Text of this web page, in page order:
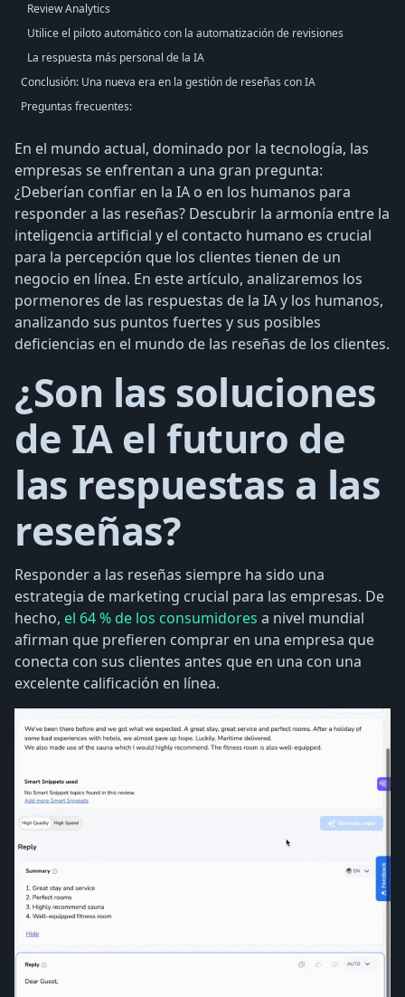
Review Analytics
Utilice el piloto automático con la automatización de revisiones
La respuesta más personal de la IA
Conclusión: Una nueva era en la gestión de reseñas con IA
Preguntas frecuentes:
En el mundo actual, dominado por la tecnología, las
empresas se enfrentan a una gran pregunta:
¿Deberían confiar en la IA o en los humanos para
responder a las reseñas? Descubrir la armonía entre la
inteligencia artificial y el contacto humano es crucial
para la percepción que los clientes tienen de un
negocio en línea. En este artículo, analizaremos los
pormenores de las respuestas de la IA y los humanos,
analizando sus puntos fuertes y sus posibles
deficiencias en el mundo de las reseñas de los clientes.
¿Son las soluciones
de IA el futuro de
las respuestas a las
reseñas?
Responder a las reseñas siempre ha sido una
estrategia de marketing crucial para las empresas. De
hecho, el 64 % de los consumidores a nivel mundial
afirman que prefieren comprar en una empresa que
conecta con sus clientes antes que en una con una
excelente calificación en línea.